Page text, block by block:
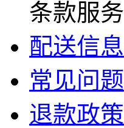
条款服务
配送信息
常见问题
退款政策